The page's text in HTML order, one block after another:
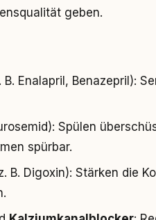
geben.
B. Enalapril, Benazepril):
Spülen
spürbar.
B. Digoxin): Stärken die